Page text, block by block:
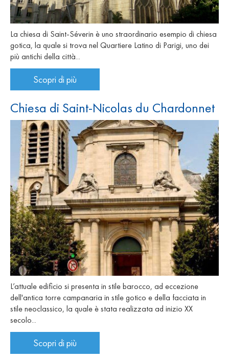
La chiesa di Saint-Séverin è uno straordinario esempio di chiesa
gotica, la quale si trova nel Quartiere Latino di Parigi, uno dei
più antichi della città...
Scopri di più
Chiesa di Saint-Nicolas du Chardonnet
L’attuale edificio si presenta in stile barocco, ad eccezione
dell'antica torre campanaria in stile gotico e della facciata in
stile neoclassico, la quale è stata realizzata ad inizio XX
secolo...
Scopri di più